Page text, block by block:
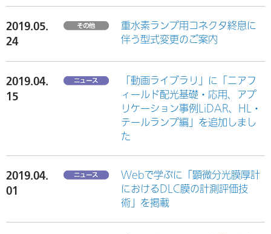
2019.05.
24
重水素ランプ用コネクタ終息に
伴う型式変更のご案内
2019.04.
15
「動画ライブラリ」に「ニアフ
ィールド配光基礎・応用、アプ
リケーション事例LiDAR、HL・
テールランプ編」を追加しまし
た
2019.04.
01
Webで学ぶに「顕微分光膜厚計
におけるDLC膜の計測評価技
術」を掲載